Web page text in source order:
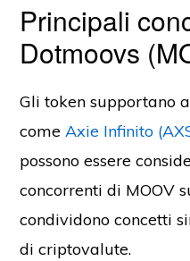
Principali
Dotmoovs
Gli token supportano
comeAxie Infinito
possono essere
concorrenti di MOOV
condividono concetti
di criptovalute.